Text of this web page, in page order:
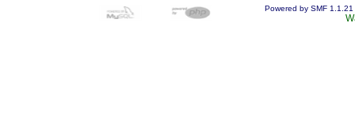
Powered by SMF 1.1.21